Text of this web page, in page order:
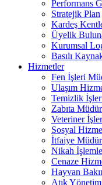
Performans
Stratejik Plan
Kardeş
Üyelik
Kurumsal
Basılı
Hizmetler
Fen İşleri
Ulaşım
Temizlik
Zabıta
Veteriner
Sosyal
İtfaiye
Nikah
Cenaze
Hayvan
Atık